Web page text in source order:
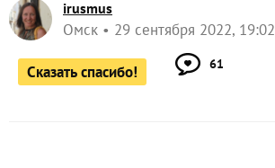
irusmus
Омск 29 сентября 2022, 19:02
Сказать спасибо! 61